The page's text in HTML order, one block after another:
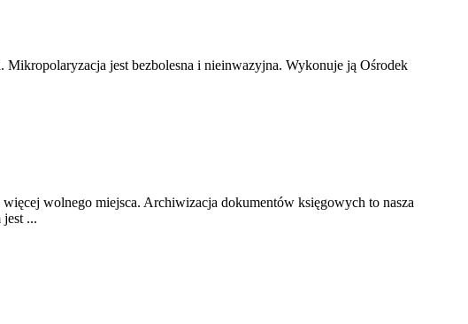
jest bezbolesna i nieinwazyjna. Wykonuje ją Ośrodek
wolnego miejsca. Archiwizacja dokumentów księgowych to nasza
...